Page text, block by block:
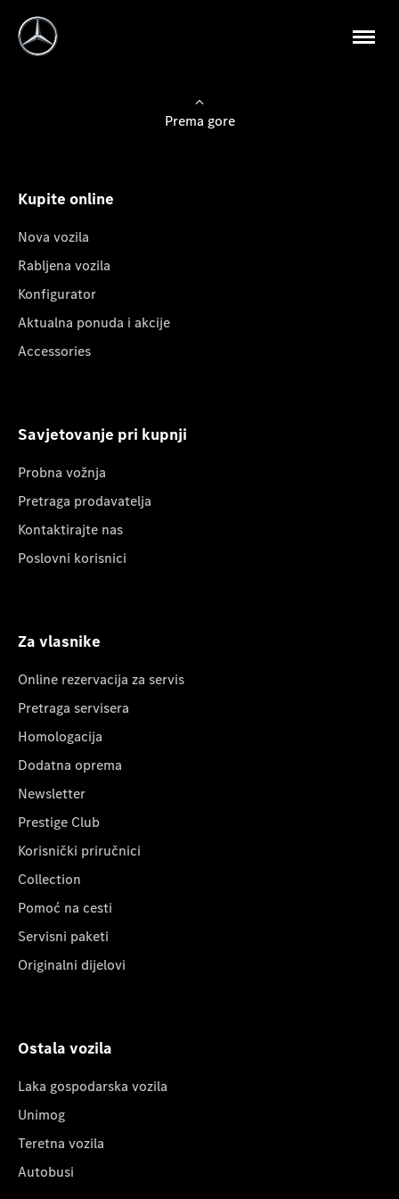
Prema gore
Kupite online
Nova vozila
Rabljena vozila
Konfigurator
Aktualna ponuda i akcije
Accessories
Savjetovanje pri kupnji
Probna vožnja
Pretraga prodavatelja
Kontaktirajte nas
Poslovni korisnici
Za vlasnike
Online rezervacija za servis
Pretraga servisera
Homologacija
Dodatna oprema
Newsletter
Prestige Club
Korisnički priručnici
Collection
Pomoć na cesti
Servisni paketi
Originalni dijelovi
Ostala vozila
Laka gospodarska vozila
Unimog
Teretna vozila
Autobusi